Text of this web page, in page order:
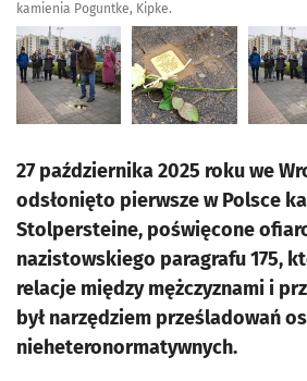
kamienia Poguntke, Kipke.
27 października 2025 roku we
odsłonięto pierwsze w Polsce
Stolpersteine, poświęcone
nazistowskiego paragrafu 175,
relacje między mężczyznami i
był narzędziem prześladowań
nieheteronormatywnych.